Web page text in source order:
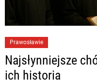
Prawosławie
Najsłynniejsze
ich historia